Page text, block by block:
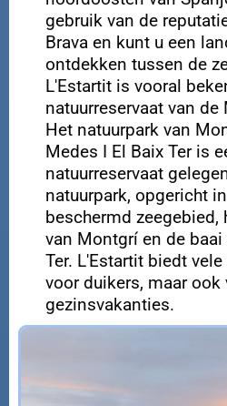
gebruik van de
Brava en kunt u een
ontdekken tussen de
L'Estartit is vooral
natuurreservaat van
Het natuurpark van
Medes I El Baix Ter is
natuurreservaat
natuurpark, opgericht
beschermd
van Montgrí en de baai
Ter. L'Estartit biedt
voor duikers, maar ook
gezinsvakanties.